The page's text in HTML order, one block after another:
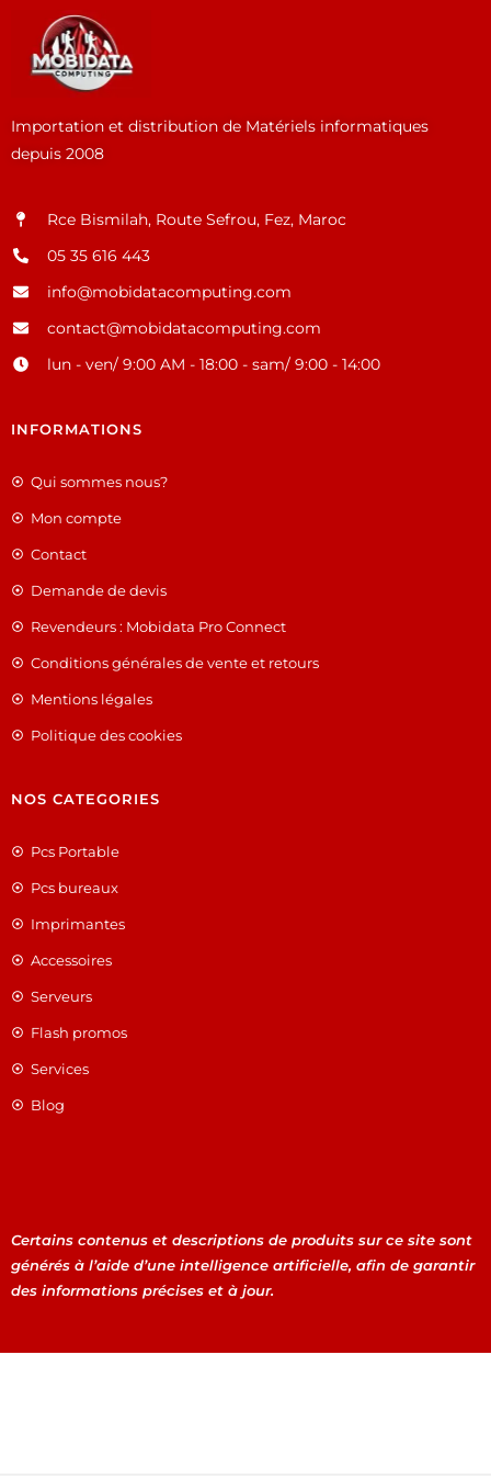
Importation et distribution de Matériels informatiques
depuis 2008
Rce Bismilah, Route Sefrou, Fez, Maroc
05 35 616 443
info@mobidatacomputing.com
contact@mobidatacomputing.com
lun - ven/ 9:00 AM - 18:00 - sam/ 9:00 - 14:00
INFORMATIONS
Qui sommes nous?
Mon compte
Contact
Demande de devis
Revendeurs : Mobidata Pro Connect
Conditions générales de vente et retours
Mentions légales
Politique des cookies
NOS CATEGORIES
Pcs Portable
Pcs bureaux
Imprimantes
Accessoires
Serveurs
Flash promos
Services
Blog
Certains contenus et descriptions de produits sur ce site sont
générés à l’aide d’une intelligence artificielle, afin de garantir
des informations précises et à jour.